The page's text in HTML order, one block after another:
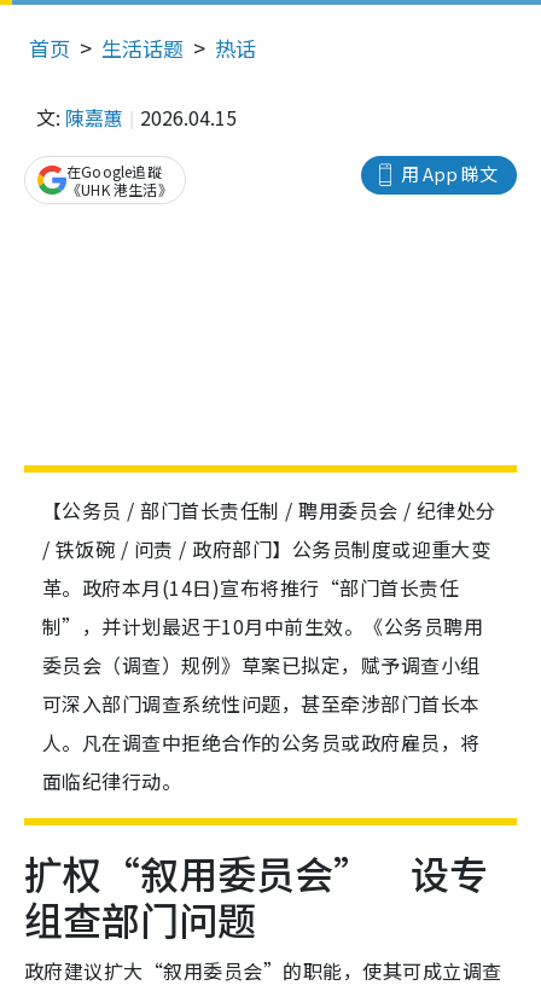
首页 生活话题 热话
文: 陳嘉蕙 2026.04.15
用 App 睇文
在Google追蹤
《UHK 港生活》
【公务员 / 部门首长责任制 / 聘用委员会 / 纪律处分
/ 铁饭碗 / 问责 / 政府部门】公务员制度或迎重大变
革。政府本月(14日)宣布将推行“部门首长责任
制”，并计划最迟于10月中前生效。《公务员聘用
委员会（调查）规例》草案已拟定，赋予调查小组
可深入部门调查系统性问题，甚至牵涉部门首长本
人。凡在调查中拒绝合作的公务员或政府雇员，将
面临纪律行动。
扩权“叙用委员会” 设专
组查部门问题
政府建议扩大“叙用委员会”的职能，使其可成立调查